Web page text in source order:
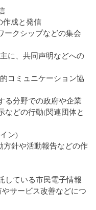
作成と発信
ークシップなどの集会
に、共同声明などへの
コミュニケーション協
る分野での政府や企業
などの行動(関連団体と
ン)
方針や活動報告などの作
している市民電子情報
サービス改善などにつ